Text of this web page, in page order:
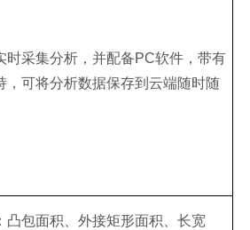
时采集分析，并配备PC软件，带有
，可将分析数据保存到云端随时随
凸包面积、外接矩形面积、长宽